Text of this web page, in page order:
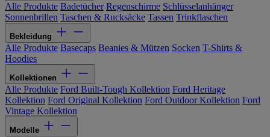
Alle Produkte Badetücher Regenschirme Schlüsselanhänger
Sonnenbrillen Taschen & Rucksäcke Tassen Trinkflaschen
Bekleidung
Alle Produkte Basecaps Beanies & Mützen Socken T-Shirts &
Hoodies
Kollektionen
Alle Produkte Ford Built-Tough Kollektion Ford Heritage
Kollektion Ford Original Kollektion Ford Outdoor Kollektion Ford
Vintage Kollektion
Modelle